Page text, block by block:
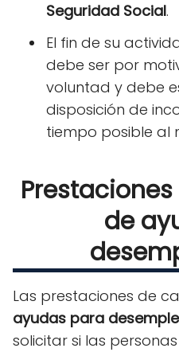
Seguridad Social.
El fin de su
debe ser por
voluntad y debe
disposición de
tiempo posible al
de
Las prestaciones de
ayudas para
solicitar si las